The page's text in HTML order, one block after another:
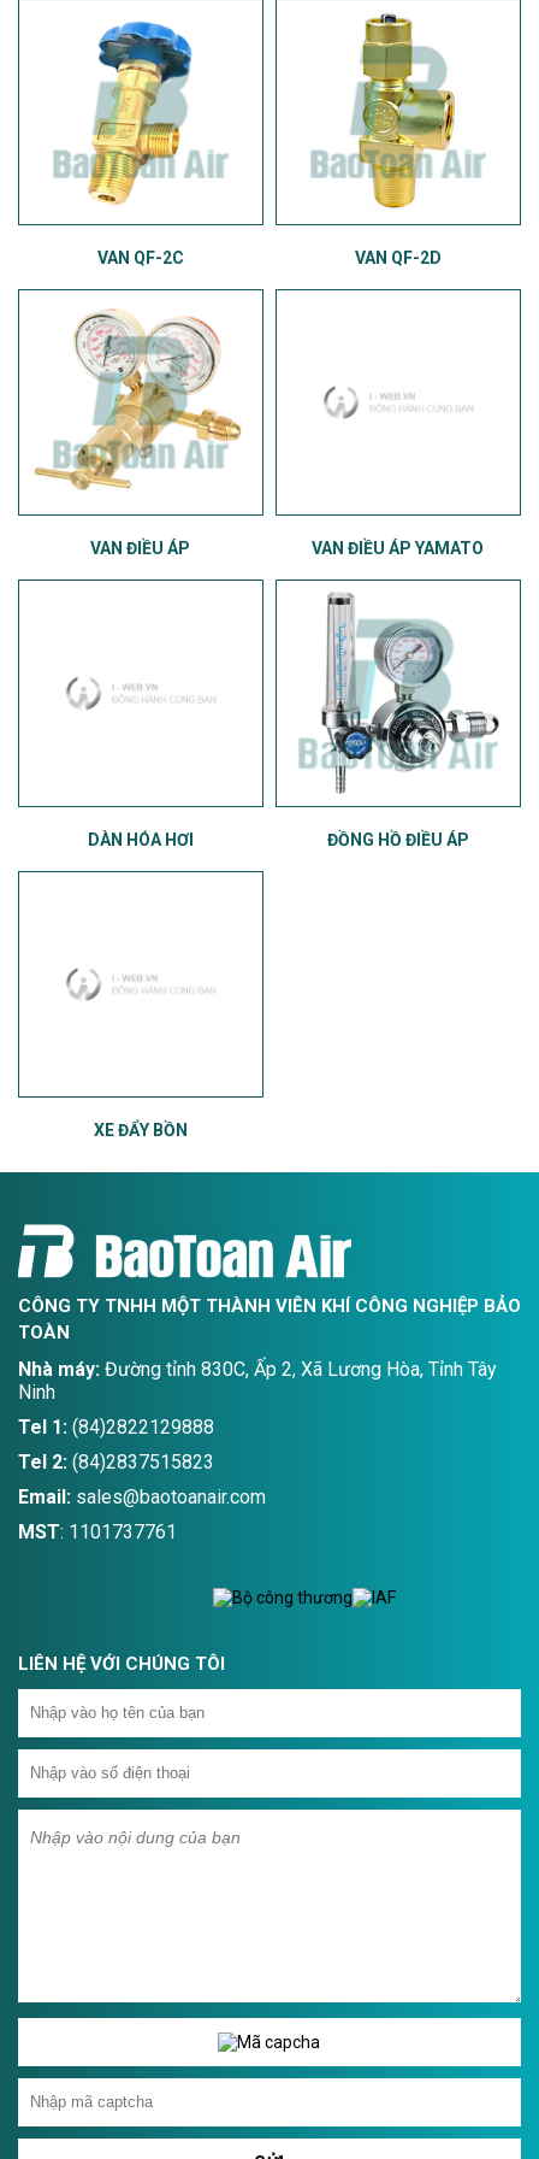
VAN QF-2C VAN QF-2D
VAN ĐIỀU ÁP VAN ĐIỀU ÁP YAMATO
DÀN HÓA HƠI ĐỒNG HỒ ĐIỀU ÁP
XE ĐẨY BỒN
CÔNG TY TNHH MỘT THÀNH VIÊN KHÍ CÔNG NGHIỆP BẢO
TOÀN
Nhà máy: Đường tỉnh 830C, Ấp 2, Xã Lương Hòa, Tỉnh Tây
Ninh
Tel 1: (84)2822129888
Tel 2: (84)2837515823
Email: sales@baotoanair.com
MST: 1101737761
LIÊN HỆ VỚI CHÚNG TÔI